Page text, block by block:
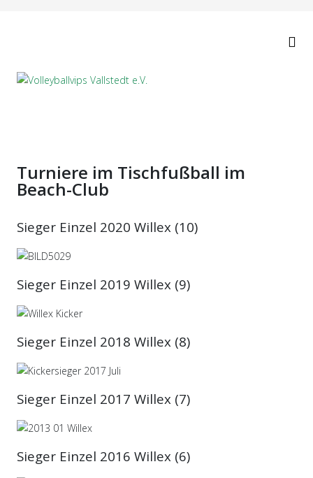
Turniere im Tischfußball im
Beach-Club
Sieger Einzel 2020 Willex (10)
Sieger Einzel 2019 Willex (9)
Sieger Einzel 2018 Willex (8)
Sieger Einzel 2017 Willex (7)
Sieger Einzel 2016 Willex (6)